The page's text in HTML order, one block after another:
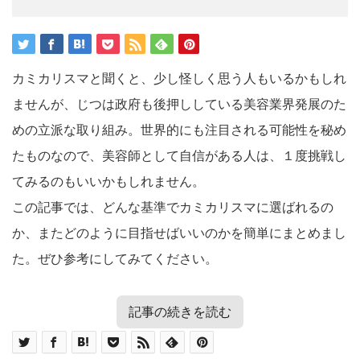
カミカリスマと聞くと、少し怪しく思う人もいるかもしれ
ませんが、じつは政府も後押ししている美容業界発展のた
めの立派な取り組み。世界的にも注目される可能性を秘め
たものなので、美容師として自信がある人は、１度挑戦し
てみるのもいいかもしれません。
この記事では、どんな基準でカミカリスマに選ばれるの
か、またどのように目指せばいいのかを簡単にまとめまし
た。ぜひ参考にしてみてください。
記事の続きを読む
目次